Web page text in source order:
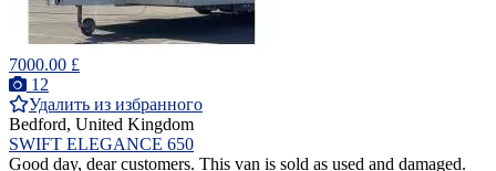
7000.00 £
12
Удалить из избранного
Bedford, United Kingdom
SWIFT ELEGANCE 650
Good day, dear customers. This van is sold as used and damaged.